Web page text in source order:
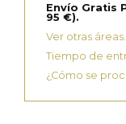
Envío Gratis
95 €).
Ver otras áreas.
Tiempo de
¿Cómo se